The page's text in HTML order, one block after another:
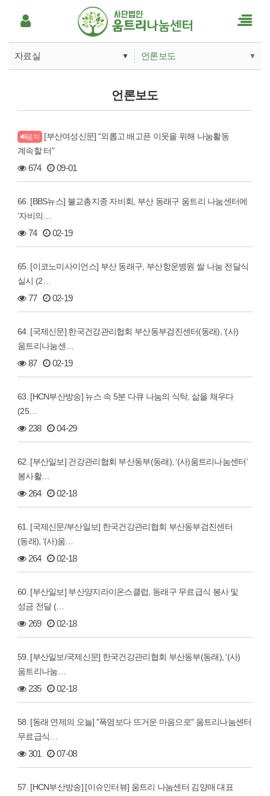
자료실 ▼
사업안내
후원하기
움트리활동
언론보도 ▼
언론보도
Q&A
언론보도
공지 [부산여성신문] “외롭고 배고픈 이웃을 위해 나눔활동
계속할 터”
674
09-01
66. [BBS뉴스] 불교총지종 자비회, 부산 동래구 움트리 나눔센터에
‘자비의…
74
02-19
65. [이코노미사이언스] 부산 동래구, 부산항운병원 쌀 나눔 전달식
실시 (2…
77
02-19
64. [국제신문] 한국건강관리협회 부산동부검진센터(동래), ‘(사)
움트리나눔센…
87
02-19
63. [HCN부산방송] 뉴스 속 5분 다큐 나눔의 식탁, 삶을 채우다
(25…
238
04-29
62. [부산일보] 건강관리협회 부산동부(동래), ‘(사)움트리나눔센터’
봉사활…
264
02-18
61. [국제신문/부산일보] 한국건강관리협회 부산동부검진센터
(동래), ‘(사)움…
264
02-18
60. [부산일보] 부산양지라이온스클럽, 동래구 무료급식 봉사 및
성금 전달 (…
269
02-18
59. [부산일보/국제신문] 한국건강관리협회 부산동부(동래), ‘(사)
움트리나눔…
235
02-18
58. [동래 연제의 오늘] "폭염보다 뜨거운 마음으로" 움트리나눔센터
무료급식…
301
07-08
57. [HCN부산방송] [이슈인터뷰] 움트리 나눔센터 김양애 대표